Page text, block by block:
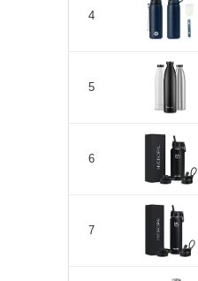
4
5
6
7